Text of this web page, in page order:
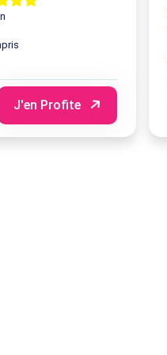
J'en Profite